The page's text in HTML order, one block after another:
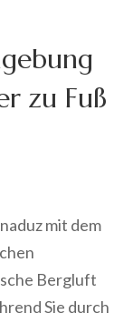
zu Fuß
mit dem
Bergluft
Sie durch